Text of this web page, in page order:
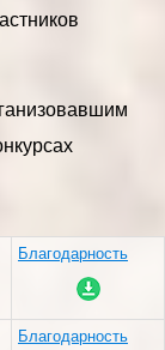
Благодарность
Благодарность